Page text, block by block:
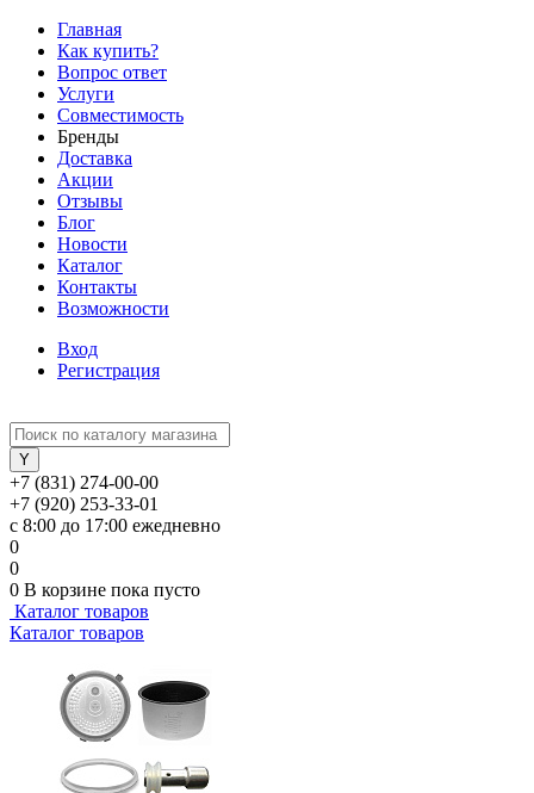
Главная
Как купить?
Вопрос ответ
Услуги
Совместимость
Бренды
Доставка
Акции
Отзывы
Блог
Новости
Каталог
Контакты
Возможности
Вход
Регистрация
+7 (831) 274-00-00
+7 (920) 253-33-01
с 8:00 до 17:00 ежедневно
0
0
0 В корзине пока пусто
Каталог товаров
Каталог товаров